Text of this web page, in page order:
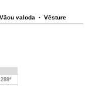
Vācu valoda • Vēsture